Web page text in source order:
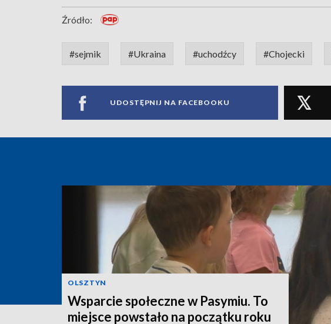
Źródło:
#sejmik #Ukraina #uchodźcy #Chojecki
UDOSTĘPNIJ NA FACEBOOKU
OLSZTYN
Wsparcie społeczne w Pasymiu. To
miejsce powstało na początku roku